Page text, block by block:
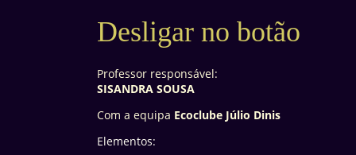
Desligar no botão
Professor responsável:
SISANDRA SOUSA
Com a equipa Ecoclube Júlio Dinis
Elementos: